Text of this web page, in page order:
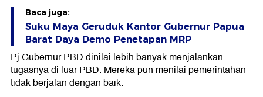
Baca juga:
Suku Maya Geruduk Kantor Gubernur Papua
Barat Daya Demo Penetapan MRP
Pj Gubernur PBD dinilai lebih banyak menjalankan
tugasnya di luar PBD. Mereka pun menilai pemerintahan
tidak berjalan dengan baik.